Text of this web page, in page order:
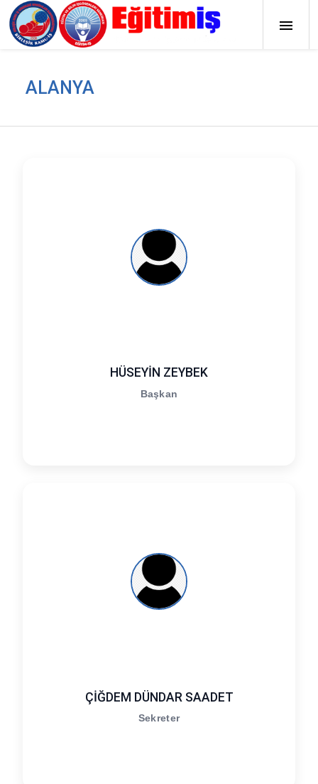
ALANYA
HÜSEYİN ZEYBEK
Başkan
ÇİĞDEM DÜNDAR SAADET
Sekreter